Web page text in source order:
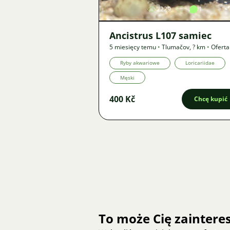
2229 1
Ancistrus L107 samiec
5 miesięcy temu • Tlumačov,? km • Oferta
Ryby akwariowe Loricariidae
Męski
400 Kč Chcę kupić
To może Cię